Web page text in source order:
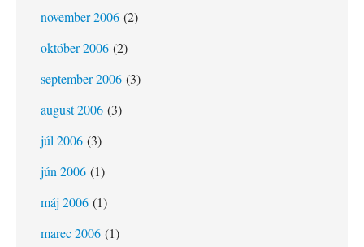
november 2006 (2)
október 2006 (2)
september 2006 (3)
august 2006 (3)
júl 2006 (3)
jún 2006 (1)
máj 2006 (1)
marec 2006 (1)